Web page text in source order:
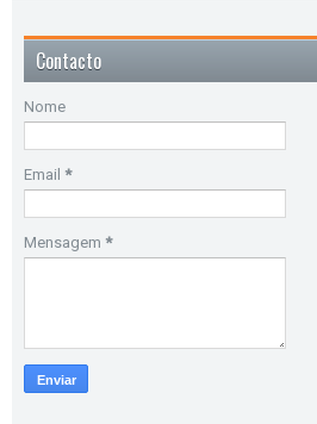
Contacto
Nome
Email *
Mensagem *